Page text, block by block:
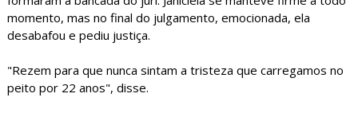
momento, mas no final do julgamento, emocionada, ela
desabafou e pediu justiça.
"Rezem para que nunca sintam a tristeza que carregamos no
peito por 22 anos", disse.